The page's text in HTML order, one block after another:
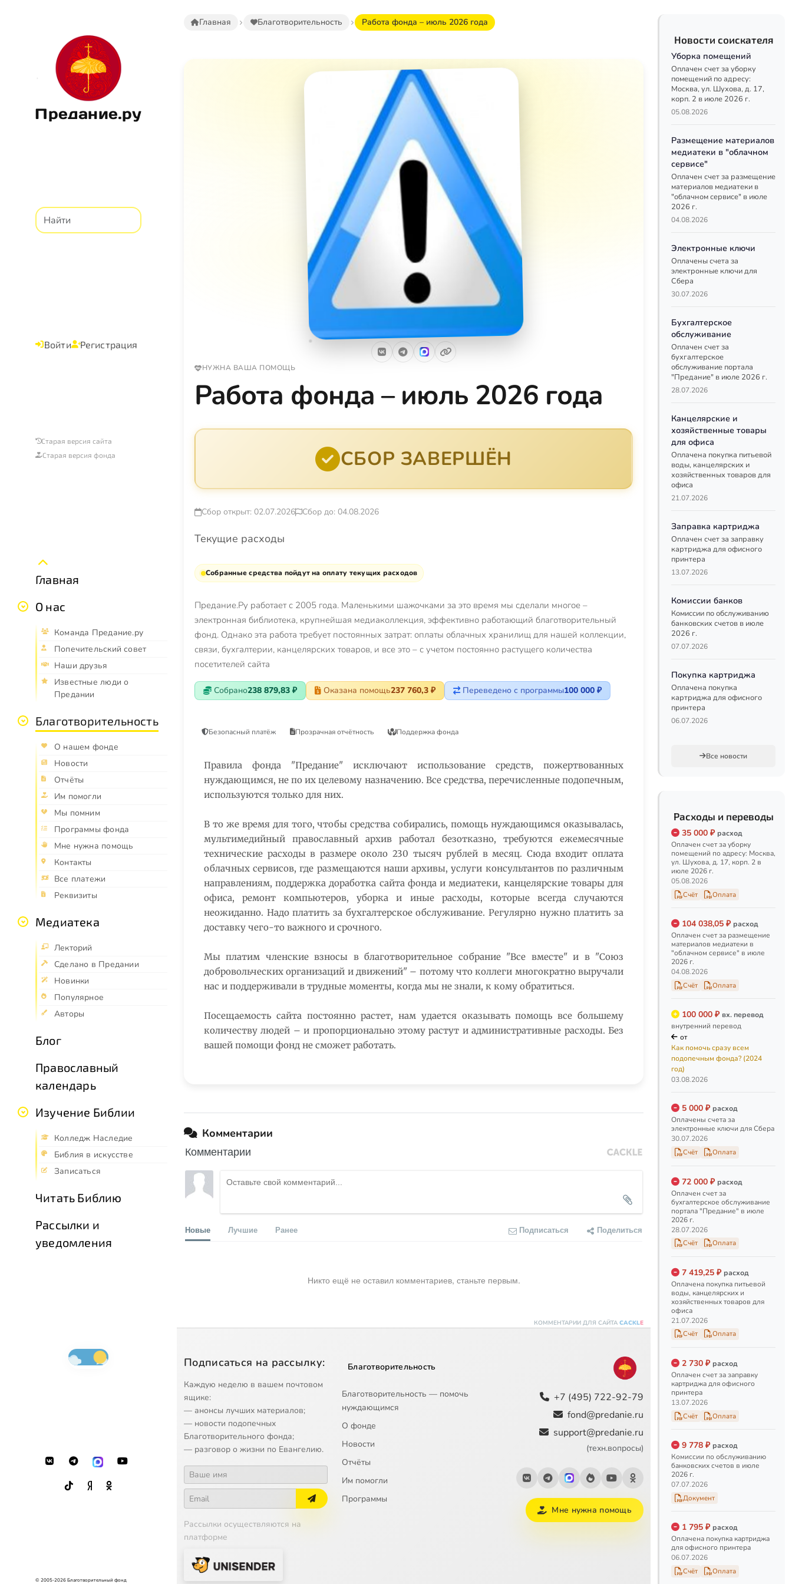
Предание.ру
Войти Регистрация
Старая версия сайта
Старая версия фонда
Главная
О нас
Команда Предание.ру
Попечительский совет
Наши друзья
Известные люди о
Предании
Благотворительность
О нашем фонде
Новости
Отчёты
Им помогли
Мы помним
Программы фонда
Мне нужна помощь
Контакты
Все платежи
Реквизиты
Медиатека
Лекторий
Сделано в Предании
Новинки
Популярное
Авторы
Блог
Православный
календарь
Изучение Библии
Колледж Наследие
Библия в искусстве
Записаться
Читать Библию
Рассылки и
уведомления
© 2005-2026 Благотворительный фонд
Главная Благотворительность Работа фонда – июль 2026 года
НУЖНА ВАША ПОМОЩЬ
Работа фонда – июль 2026 года
СБОР ЗАВЕРШЁН
Сбор открыт: 02.07.2026 Сбор до: 04.08.2026
Текущие расходы
Собранные средства пойдут на оплату текущих расходов
Предание.Ру работает с 2005 года. Маленькими шажочками за это время мы сделали многое –
электронная библиотека, крупнейшая медиаколлекция, эффективно работающий благотворительный
фонд. Однако эта работа требует постоянных затрат: оплаты облачных хранилищ для нашей коллекции,
связи, бухгалтерии, канцелярских товаров, и все это – с учетом постоянно растущего количества
посетителей сайта
Собрано238 879,83 ₽ Оказана помощь237 760,3 ₽ Переведено с программы100 000 ₽
Безопасный платёж Прозрачная отчётность Поддержка фонда
Правила фонда "Предание" исключают использование средств, пожертвованных
нуждающимся, не по их целевому назначению. Все средства, перечисленные подопечным,
используются только для них.
В то же время для того, чтобы средства собирались, помощь нуждающимся оказывалась,
мультимедийный православный архив работал безотказно, требуются ежемесячные
технические расходы в размере около 230 тысяч рублей в месяц. Сюда входит оплата
облачных сервисов, где размещаются наши архивы, услуги консультантов по различным
направлениям, поддержка доработка сайта фонда и медиатеки, канцелярские товары для
офиса, ремонт компьютеров, уборка и иные расходы, которые всегда случаются
неожиданно. Надо платить за бухгалтерское обслуживание. Регулярно нужно платить за
доставку чего-то важного и срочного.
Мы платим членские взносы в благотворительное собрание "Все вместе" и в "Союз
добровольческих организаций и движений" – потому что коллеги многократно выручали
нас и поддерживали в трудные моменты, когда мы не знали, к кому обратиться.
Посещаемость сайта постоянно растет, нам удается оказывать помощь все большему
количеству людей – и пропорционально этому растут и административные расходы. Без
вашей помощи фонд не сможет работать.
Комментарии
Комментарии
Новые Лучшие Ранее Подписаться Поделиться
Никто ещё не оставил комментариев, станьте первым.
КОММЕНТАРИИ ДЛЯ САЙТА CACKLE
Подписаться на рассылку:
Каждую неделю в вашем почтовом
ящике:
— анонсы лучших материалов;
— новости подопечных
Благотворительного фонда;
— разговор о жизни по Евангелию.
Рассылки осуществляются на
платформе
Благотворительность
Благотворительность — помочь
нуждающимся
О фонде
Новости
Отчёты
Им помогли
Программы
+7 (495) 722-92-79
fond@predanie.ru
support@predanie.ru
(техн.вопросы)
Мне нужна помощь
Новости соискателя
Уборка помещений
Оплачен счет за уборку
помещений по адресу:
Москва, ул. Шухова, д. 17,
корп. 2 в июле 2026 г.
05.08.2026
Размещение материалов
медиатеки в "облачном
сервисе"
Оплачен счет за размещение
материалов медиатеки в
"облачном сервисе" в июле
2026 г.
04.08.2026
Электронные ключи
Оплачены счета за
электронные ключи для
Сбера
30.07.2026
Бухгалтерское
обслуживание
Оплачен счет за
бухгалтерское
обслуживание портала
"Предание" в июле 2026 г.
28.07.2026
Канцелярские и
хозяйственные товары
для офиса
Оплачена покупка питьевой
воды, канцелярских и
хозяйственных товаров для
офиса
21.07.2026
Заправка картриджа
Оплачен счет за заправку
картриджа для офисного
принтера
13.07.2026
Комиссии банков
Комиссии по обслуживанию
банковских счетов в июле
2026 г.
07.07.2026
Покупка картриджа
Оплачена покупка
картриджа для офисного
принтера
06.07.2026
Все новости
Расходы и переводы
35 000 ₽ расход
Оплачен счет за уборку
помещений по адресу: Москва,
ул. Шухова, д. 17, корп. 2 в
июле 2026 г.
05.08.2026
Счёт
Оплата
104 038,05 ₽ расход
Оплачен счет за размещение
материалов медиатеки в
"облачном сервисе" в июле
2026 г.
04.08.2026
Счёт
Оплата
100 000 ₽ вх. перевод
внутренний перевод
от
Как помочь сразу всем
подопечным фонда? (2024
год)
03.08.2026
5 000 ₽ расход
Оплачены счета за
электронные ключи для Сбера
30.07.2026
Счёт
Оплата
72 000 ₽ расход
Оплачен счет за
бухгалтерское обслуживание
портала "Предание" в июле
2026 г.
28.07.2026
Счёт
Оплата
7 419,25 ₽ расход
Оплачена покупка питьевой
воды, канцелярских и
хозяйственных товаров для
офиса
21.07.2026
Счёт
Оплата
2 730 ₽ расход
Оплачен счет за заправку
картриджа для офисного
принтера
13.07.2026
Счёт
Оплата
9 778 ₽ расход
Комиссии по обслуживанию
банковских счетов в июле
2026 г.
07.07.2026
Документ
1 795 ₽ расход
Оплачена покупка картриджа
для офисного принтера
06.07.2026
Счёт
Оплата